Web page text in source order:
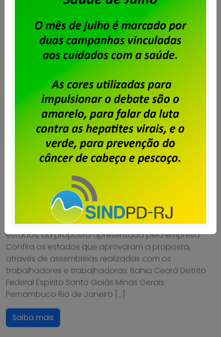
Unisys Brasil – Proposta da
empresa é aprovada e campanha
salarial é encerrada
Imprensa
A Campanha Salarial 2026/2028 dos trabalhadores e
trabalhadoras da Unisys Brasil está encerrada, com a
aprovação, em assembleias realizadas pelos
estados, da proposta apresentada pela empresa.
Confira os estados que aprovaram a proposta,
através de assembleias realizadas com os
trabalhadores e trabalhadoras: Bahia Ceará Distrito
Federal Espírito Santo Goiás Minas Gerais
Pernambuco Rio de Janeiro […]
Saiba mais